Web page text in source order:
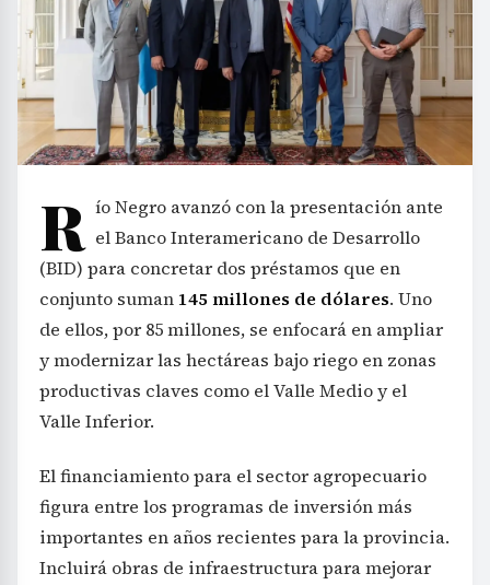
R ío Negro avanzó con la presentación ante
el Banco Interamericano de Desarrollo
(BID) para concretar dos préstamos que en
conjunto suman 145 millones de dólares. Uno
de ellos, por 85 millones, se enfocará en ampliar
y modernizar las hectáreas bajo riego en zonas
productivas claves como el Valle Medio y el
Valle Inferior.
El financiamiento para el sector agropecuario
figura entre los programas de inversión más
importantes en años recientes para la provincia.
Incluirá obras de infraestructura para mejorar